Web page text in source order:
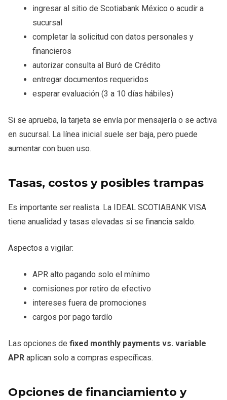
ingresar al sitio de Scotiabank México o acudir a
sucursal
completar la solicitud con datos personales y
financieros
autorizar consulta al Buró de Crédito
entregar documentos requeridos
esperar evaluación (3 a 10 días hábiles)
Si se aprueba, la tarjeta se envía por mensajería o se activa
en sucursal. La línea inicial suele ser baja, pero puede
aumentar con buen uso.
Tasas, costos y posibles trampas
Es importante ser realista. La IDEAL SCOTIABANK VISA
tiene anualidad y tasas elevadas si se financia saldo.
Aspectos a vigilar:
APR alto pagando solo el mínimo
comisiones por retiro de efectivo
intereses fuera de promociones
cargos por pago tardío
Las opciones de fixed monthly payments vs. variable
APR aplican solo a compras específicas.
Opciones de financiamiento y